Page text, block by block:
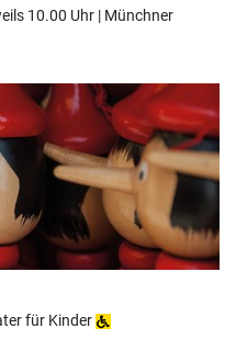
10.00 Uhr | Münchner
für Kinder